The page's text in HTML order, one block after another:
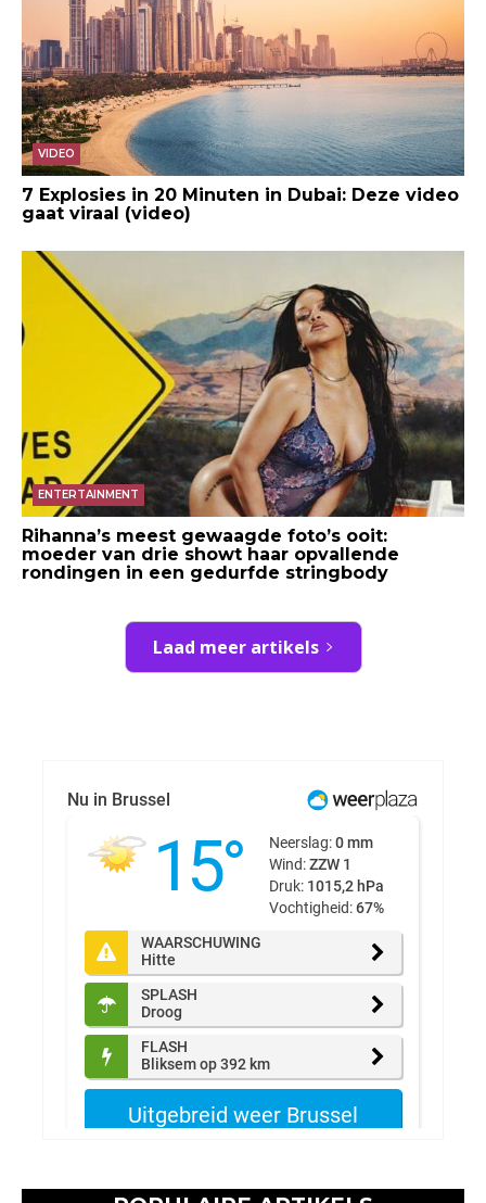
VIDEO
7 Explosies in 20 Minuten in Dubai: Deze video
gaat viraal (video)
ENTERTAINMENT
Rihanna’s meest gewaagde foto’s ooit:
moeder van drie showt haar opvallende
rondingen in een gedurfde stringbody
Laad meer artikels